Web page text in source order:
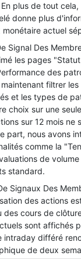
plus de tout
donne plus
actuel
Signal Des
les pages
des
filtrer
et les types de
choix sur une
sur 12 mois ne
part, nous avons
comme la
de
standard.
Signaux Des
des actions
des cours de
sont affichés
intraday différé
de deux